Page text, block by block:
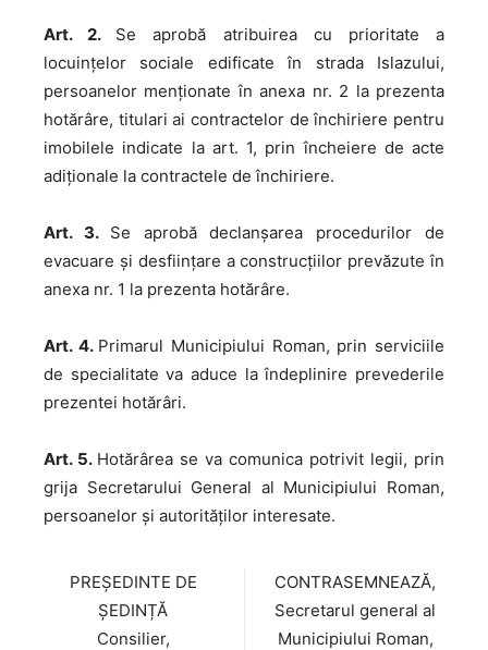
Art. 2. Se aprobă atribuirea cu prioritate a
locuințelor sociale edificate în strada Islazului,
persoanelor menționate în anexa nr. 2 la prezenta
hotărâre, titulari ai contractelor de închiriere pentru
imobilele indicate la art. 1, prin încheiere de acte
adiționale la contractele de închiriere.
Art. 3. Se aprobă declanșarea procedurilor de
evacuare și desființare a construcțiilor prevăzute în
anexa nr. 1 la prezenta hotărâre.
Art. 4. Primarul Municipiului Roman, prin serviciile
de specialitate va aduce la îndeplinire prevederile
prezentei hotărâri.
Art. 5. Hotărârea se va comunica potrivit legii, prin
grija Secretarului General al Municipiului Roman,
persoanelor și autorităților interesate.
PREȘEDINTE DE
ȘEDINȚĂ
Consilier,
CONTRASEMNEAZĂ,
Secretarul general al
Municipiului Roman,